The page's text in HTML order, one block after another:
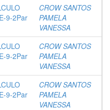
9-2Par
CROW SANTOS
PAMELA
VANESSA
9-2Par
CROW SANTOS
PAMELA
VANESSA
9-2Par
CROW SANTOS
PAMELA
VANESSA